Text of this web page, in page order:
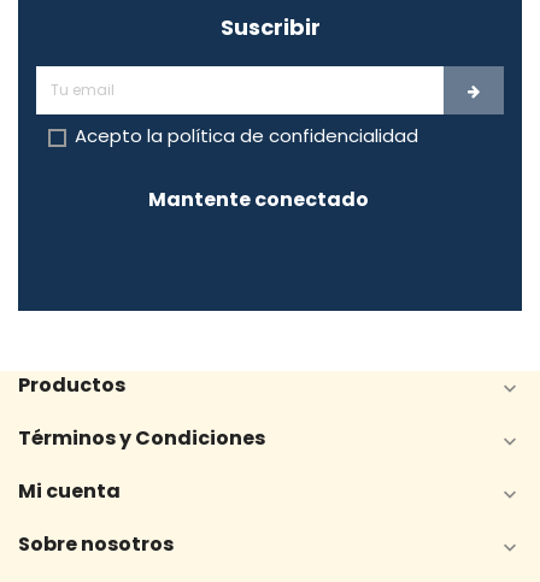
Suscribir
Acepto la política de confidencialidad
Mantente conectado
Productos 
Términos y Condiciones 
Mi cuenta 
Sobre nosotros 